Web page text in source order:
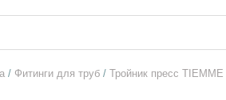
/ Фитинги для труб / Тройник пресс TIEMME